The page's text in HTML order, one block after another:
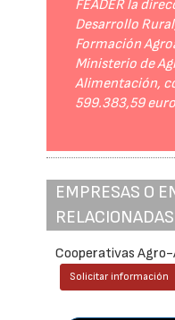
FEADER la
Desarrollo
Formación
Ministerio de
Alimentación,
599.383,59
EMPRESAS O
RELACIONADAS
Cooperativas
Solicitar información